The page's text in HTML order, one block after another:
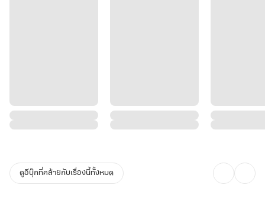
ดูอีบุ๊กที่คล้ายกับเรื่องนี้ทั้งหมด